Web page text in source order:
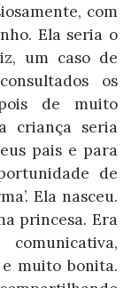
com
Ela seria o
um caso de
os
de muito
criança seria
pais e para
de
Ela nasceu.
princesa. Era
muito bonita.